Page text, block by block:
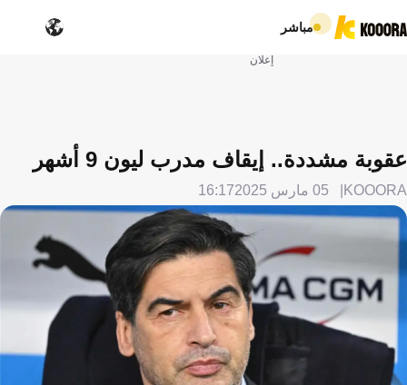
مباشر
إعلان
عقوبة مشددة.. إيقاف مدرب ليون 9 أشهر
KOOORA 05 مارس 2025 16:17